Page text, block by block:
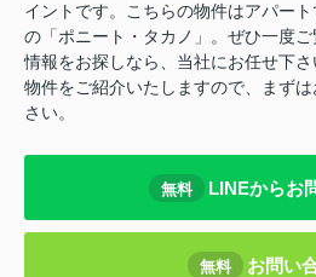
イントです。こちらの物件はアパー
の「ポニート・タカノ」。ぜひ一度
情報をお探しなら、当社にお任せ下
物件をご紹介いたしますので、まず
さい。
無料 LINEからお
無料 お問い